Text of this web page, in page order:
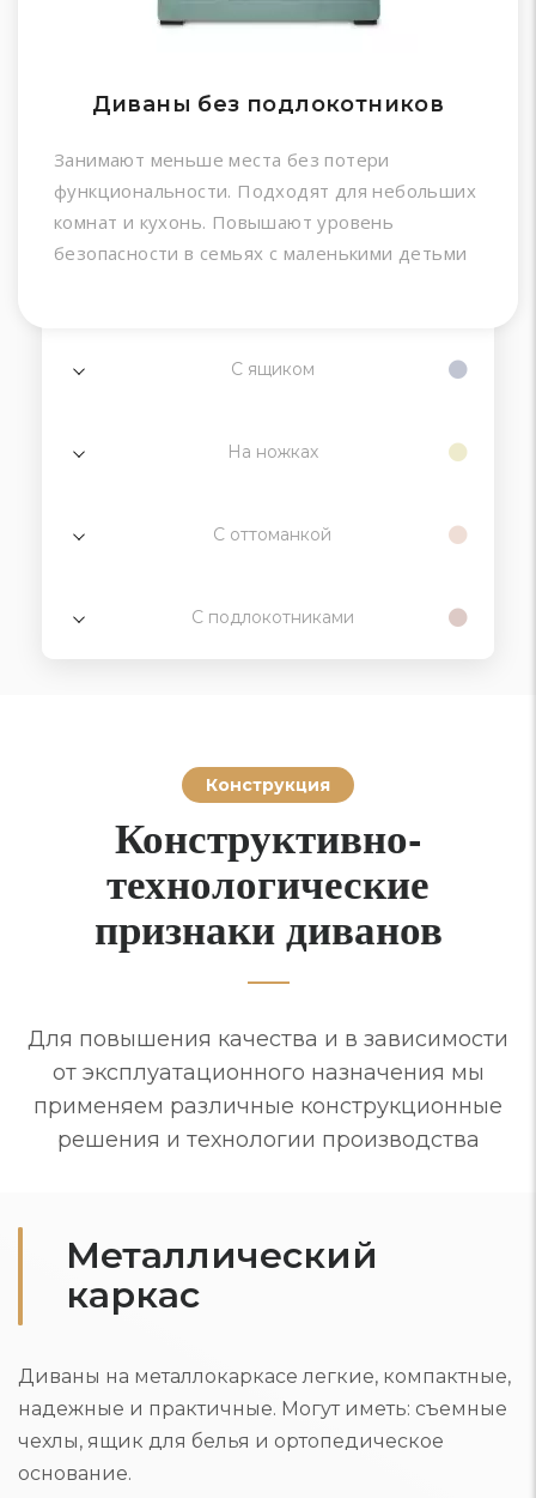
Диваны без подлокотников
Занимают меньше места без потери
функциональности. Подходят для небольших
комнат и кухонь. Повышают уровень
безопасности в семьях с маленькими детьми
С ящиком
На ножках
С оттоманкой
С подлокотниками
Конструкция
Конструктивно-
технологические
признаки диванов
Для повышения качества и в зависимости
от эксплуатационного назначения мы
применяем различные конструкционные
решения и технологии производства
Металлический
каркас
Диваны на металлокаркасе легкие, компактные,
надежные и практичные. Могут иметь: съемные
чехлы, ящик для белья и ортопедическое
основание.